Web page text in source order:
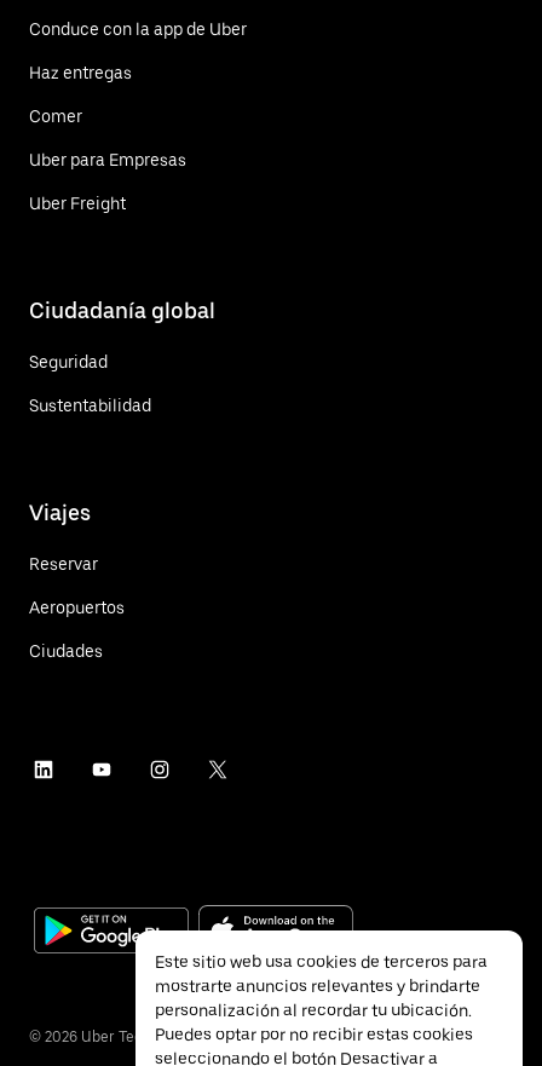
Conduce con la app de Uber
Haz entregas
Comer
Uber para Empresas
Uber Freight
Ciudadanía global
Seguridad
Sustentabilidad
Viajes
Reservar
Aeropuertos
Ciudades
© 2026 Uber Technologies Inc.
Este sitio web usa cookies de terceros para
mostrarte anuncios relevantes y brindarte
personalización al recordar tu ubicación.
Puedes optar por no recibir estas cookies
seleccionando el botón Desactivar a